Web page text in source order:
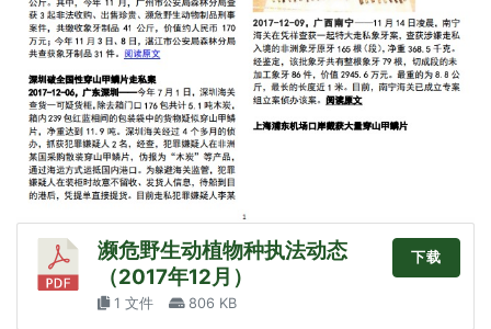
濒危野生动植物种执法动态
（2017年12月）
1 文件 806 KB
下载